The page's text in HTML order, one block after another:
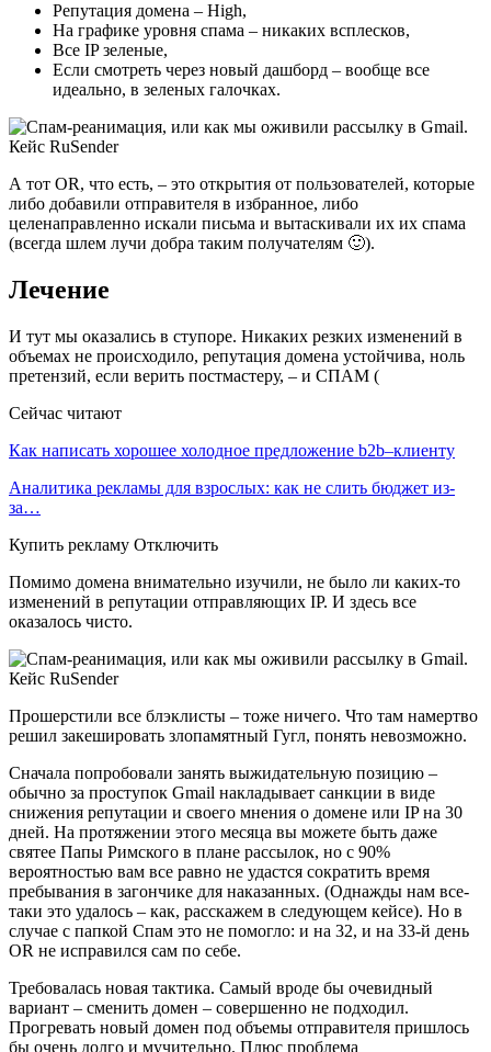
Репутация домена – High,
На графике уровня спама – никаких всплесков,
Все IP зеленые,
Если смотреть через новый дашборд – вообще все
идеально, в зеленых галочках.
А тот OR, что есть, – это открытия от пользователей, которые
либо добавили отправителя в избранное, либо
целенаправленно искали письма и вытаскивали их их спама
(всегда шлем лучи добра таким получателям 🙂).
Лечение
И тут мы оказались в ступоре. Никаких резких изменений в
объемах не происходило, репутация домена устойчива, ноль
претензий, если верить постмастеру, – и СПАМ (
Сейчас читают
Как написать хорошее холодное предложение b2b–клиенту
Аналитика рекламы для взрослых: как не слить бюджет из-
за…
Купить рекламу Отключить
Помимо домена внимательно изучили, не было ли каких-то
изменений в репутации отправляющих IP. И здесь все
оказалось чисто.
Прошерстили все блэклисты – тоже ничего. Что там намертво
решил закешировать злопамятный Гугл, понять невозможно.
Сначала попробовали занять выжидательную позицию –
обычно за проступок Gmail накладывает санкции в виде
снижения репутации и своего мнения о домене или IP на 30
дней. На протяжении этого месяца вы можете быть даже
святее Папы Римского в плане рассылок, но с 90%
вероятностью вам все равно не удастся сократить время
пребывания в загончике для наказанных. (Однажды нам все-
таки это удалось – как, расскажем в следующем кейсе). Но в
случае с папкой Спам это не помогло: и на 32, и на 33-й день
OR не исправился сам по себе.
Требовалась новая тактика. Самый вроде бы очевидный
вариант – сменить домен – совершенно не подходил.
Прогревать новый домен под объемы отправителя пришлось
бы очень долго и мучительно. Плюс проблема